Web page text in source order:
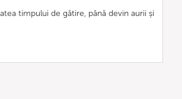
timpului de gătire, până devin aurii și